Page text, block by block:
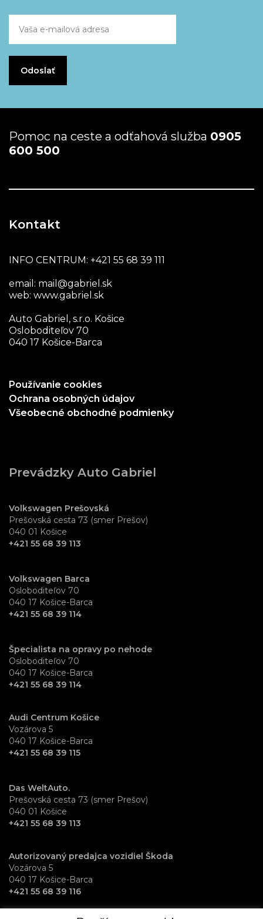
Pomoc na ceste a odťahová služba 0905
600 500
Kontakt
INFO CENTRUM: +421 55 68 39 111
email: mail@gabriel.sk
web: www.gabriel.sk
Auto Gabriel, s.r.o. Košice
Osloboditeľov 70
040 17 Košice-Barca
Používanie cookies
Ochrana osobných údajov
Všeobecné obchodné podmienky
Prevádzky Auto Gabriel
Volkswagen Prešovská
Prešovská cesta 73 (smer Prešov)
040 01 Košice
+421 55 68 39 113
Volkswagen Barca
Osloboditeľov 70
040 17 Košice-Barca
+421 55 68 39 114
Špecialista na opravy po nehode
Osloboditeľov 70
040 17 Košice-Barca
+421 55 68 39 114
Audi Centrum Košice
Vozárova 5
040 17 Košice-Barca
+421 55 68 39 115
Das WeltAuto.
Prešovská cesta 73 (smer Prešov)
040 01 Košice
+421 55 68 39 113
Autorizovaný predajca vozidiel Škoda
Vozárova 5
040 17 Košice-Barca
+421 55 68 39 116